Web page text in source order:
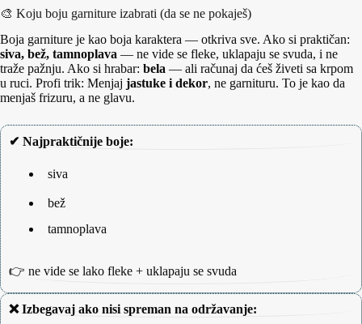
🎨 Koju boju garniture izabrati (da se ne pokaješ)
Boja garniture je kao boja karaktera — otkriva sve. Ako si praktičan:
siva, bež, tamnoplava — ne vide se fleke, uklapaju se svuda, i ne
traže pažnju. Ako si hrabar: bela — ali računaj da ćeš živeti sa krpom
u ruci. Profi trik: Menjaj jastuke i dekor, ne garnituru. To je kao da
menjaš frizuru, a ne glavu.
✔ Najpraktičnije boje:
siva
bež
tamnoplava
👉 ne vide se lako fleke + uklapaju se svuda
❌ Izbegavaj ako nisi spreman na održavanje: